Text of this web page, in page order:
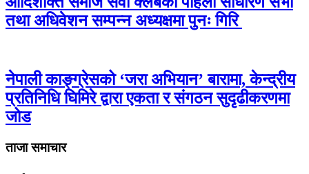
तथा अधिवेशन सम्पन्न अध्यक्षमा पुनः गिरि
नेपाली काङ्ग्रेसको ‘जरा अभियान’ बारामा, केन्द्रीय
प्रतिनिधि घिमिरे द्वारा एकता र संगठन सुदृढीकरणमा
जोड
ताजा समाचार